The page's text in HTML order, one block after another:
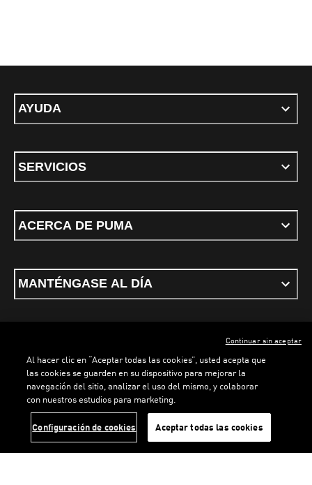
LOADING... LOADING...
AYUDA
SERVICIOS
ACERCA DE PUMA
MANTÉNGASE AL DÍA
Términos y condicionesPolítica de Privacidad
ESPAÑOL
PUMA, 2026. Todos los derechos reservados
Al hacer clic en “Aceptar todas las cookies”, usted acepta que
las cookies se guarden en su dispositivo para mejorar la
navegación del sitio, analizar el uso del mismo, y colaborar
con nuestros estudios para marketing.
Configuración de cookies Aceptar todas las cookies
Continuar sin aceptar